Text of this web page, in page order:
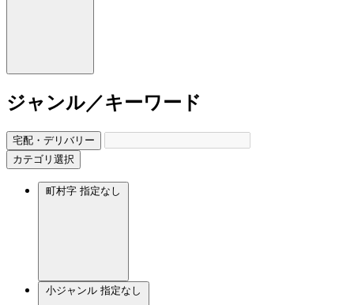
ジャンル／キーワード
宅配・デリバリー
カテゴリ選択
町村字 指定なし
小ジャンル 指定なし